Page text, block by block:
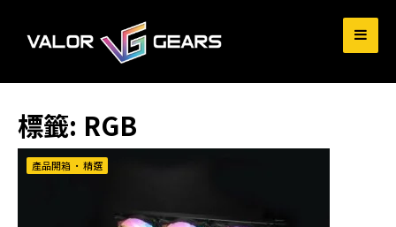
標籤: RGB
產品開箱 • 精選